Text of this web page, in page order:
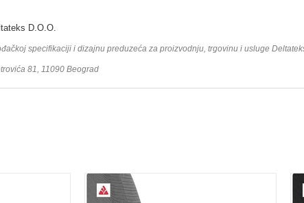
D.O.O.
specifikaciji i dizajnu preduzeća za proizvodnju, trgovinu i usluge
81, 11090 Beograd